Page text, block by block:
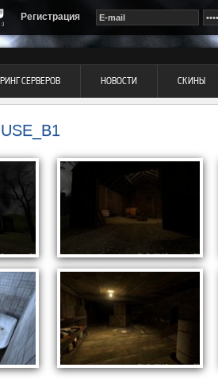
Регистрация
СЕРВЕРОВ НОВОСТИ СКИНЫ